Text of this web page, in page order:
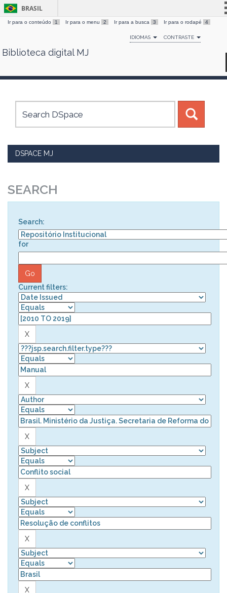
Skip
BRASIL
Simplifique!
Comunica BR
Canais
Ir para o conteúdo 1 Ir para o menu 2 Ir para a busca 3 Ir para o rodapé 4
IDIOMAS CONTRASTE
Biblioteca digital MJ
DSPACE MJ
SEARCH
Search:
for
Current filters: